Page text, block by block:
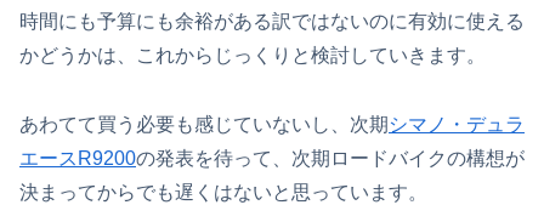
時間にも予算にも余裕がある訳ではないのに有効に使える
かどうかは、これからじっくりと検討していきます。
あわてて買う必要も感じていないし、次期 シマノ・デュラ
エースR9200の発表を待って、次期ロードバイクの構想が
決まってからでも遅くはないと思っています。